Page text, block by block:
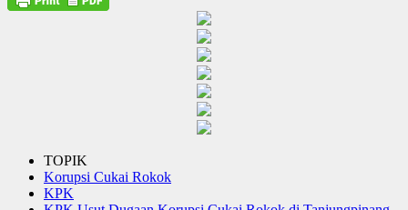
TOPIK
Korupsi Cukai Rokok
KPK